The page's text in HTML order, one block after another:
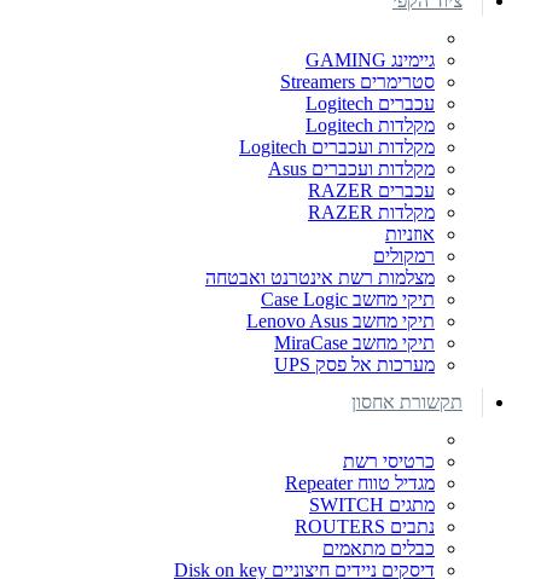
גיימינג GAMING
סטרימרים Streamers
עכברים Logitech
מקלדות Logitech
מקלדות ועכברים Logitech
מקלדות ועכברים Asus
עכברים RAZER
מקלדות RAZER
אוזניות
רמקולים
מצלמות רשת אינטרנט ואבטחה
תיקי מחשב Case Logic
תיקי מחשב Lenovo Asus
תיקי מחשב MiraCase
מערכות אל פסק UPS
תקשורת אחסון
כרטיסי רשת
מגדיל טווח Repeater
מתגים SWITCH
נתבים ROUTERS
כבלים מתאמים
דיסקים ניידים חיצוניים Disk on key